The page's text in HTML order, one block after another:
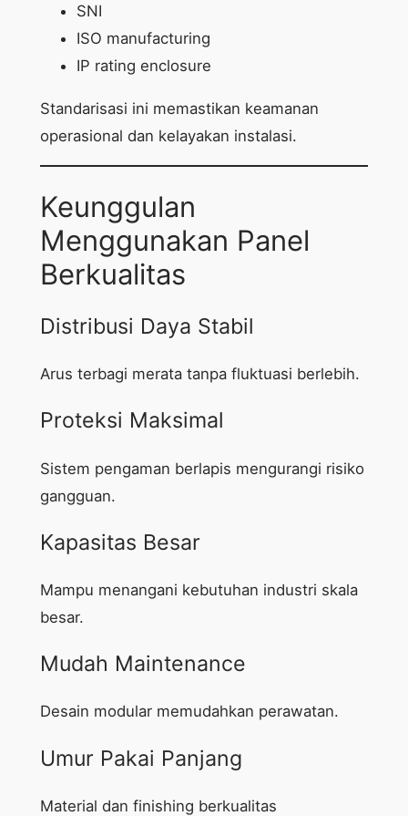
SNI
ISO manufacturing
IP rating enclosure
Standarisasi ini memastikan keamanan
operasional dan kelayakan instalasi.
Keunggulan
Menggunakan Panel
Berkualitas
Distribusi Daya Stabil
Arus terbagi merata tanpa fluktuasi berlebih.
Proteksi Maksimal
Sistem pengaman berlapis mengurangi risiko
gangguan.
Kapasitas Besar
Mampu menangani kebutuhan industri skala
besar.
Mudah Maintenance
Desain modular memudahkan perawatan.
Umur Pakai Panjang
Material dan finishing berkualitas